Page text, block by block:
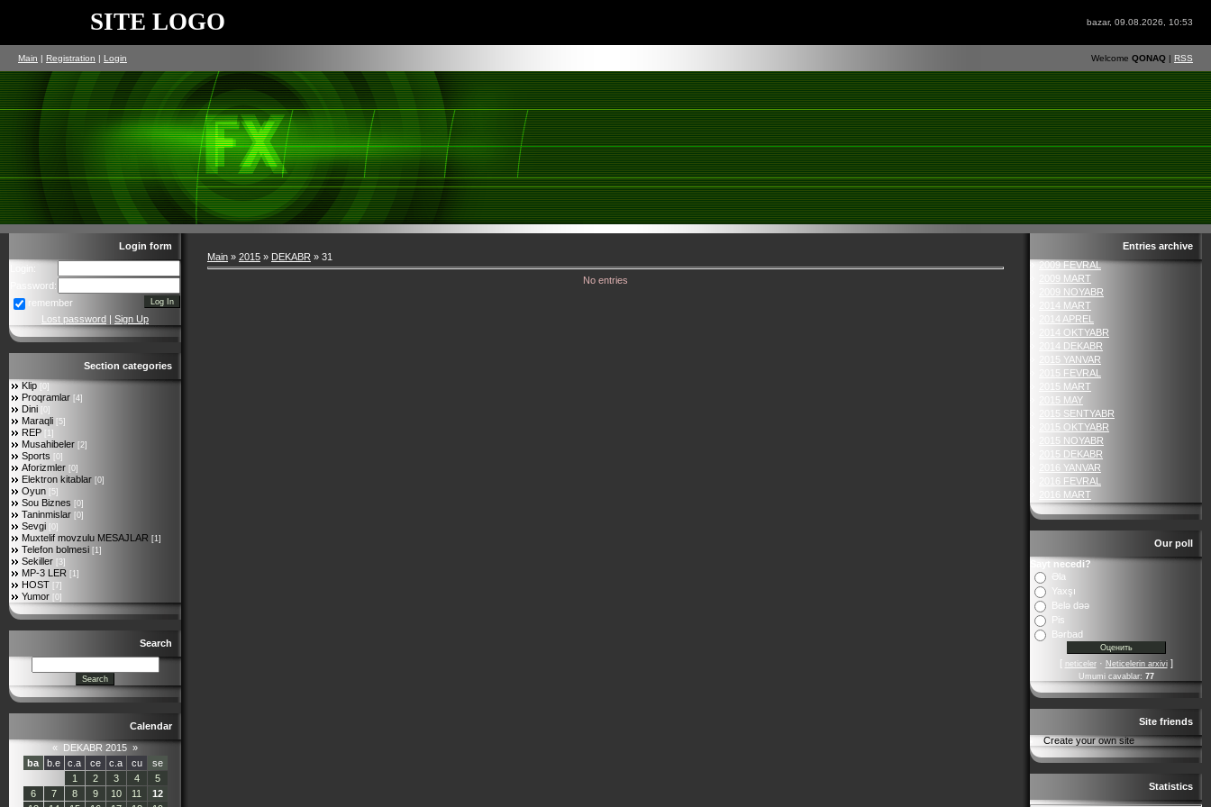
SITE LOGO bazar, 09.08.2026, 10:53
Main | Registration | Login Welcome QONAQ | RSS
Login form
Login:
Password:
remember
Lost password | Sign Up
Section categories
Klip [0]
Proqramlar [4]
Dini [0]
Maraqli [5]
REP [1]
Musahibeler [2]
Sports [0]
Aforizmler [0]
Elektron kitablar [0]
Oyun [5]
Sou Biznes [0]
Taninmislar [0]
Sevgi [0]
Muxtelif movzulu MESAJLAR [1]
Telefon bolmesi [1]
Sekiller [3]
MP-3 LER [1]
HOST [7]
Yumor [0]
Search
Calendar
« DEKABR 2015 »
ba
b.e c.a ce c.a cu
se
1
2 3 4
5
6
7 8 9 10 11
12
Main » 2015 » DEKABR » 31
No entries
Entries archive
2009 FEVRAL
2009 MART
2009 NOYABR
2014 MART
2014 APREL
2014 OKTYABR
2014 DEKABR
2015 YANVAR
2015 FEVRAL
2015 MART
2015 MAY
2015 SENTYABR
2015 OKTYABR
2015 NOYABR
2015 DEKABR
2016 YANVAR
2016 FEVRAL
2016 MART
Our poll
Sayt necedi?
Əla
Yaxşı
Belə dəə
Pis
Bərbad
[ neticeler· Neticelerin arxivi]
Umumi cavablar: 77
Site friends
Create your own site
Statistics